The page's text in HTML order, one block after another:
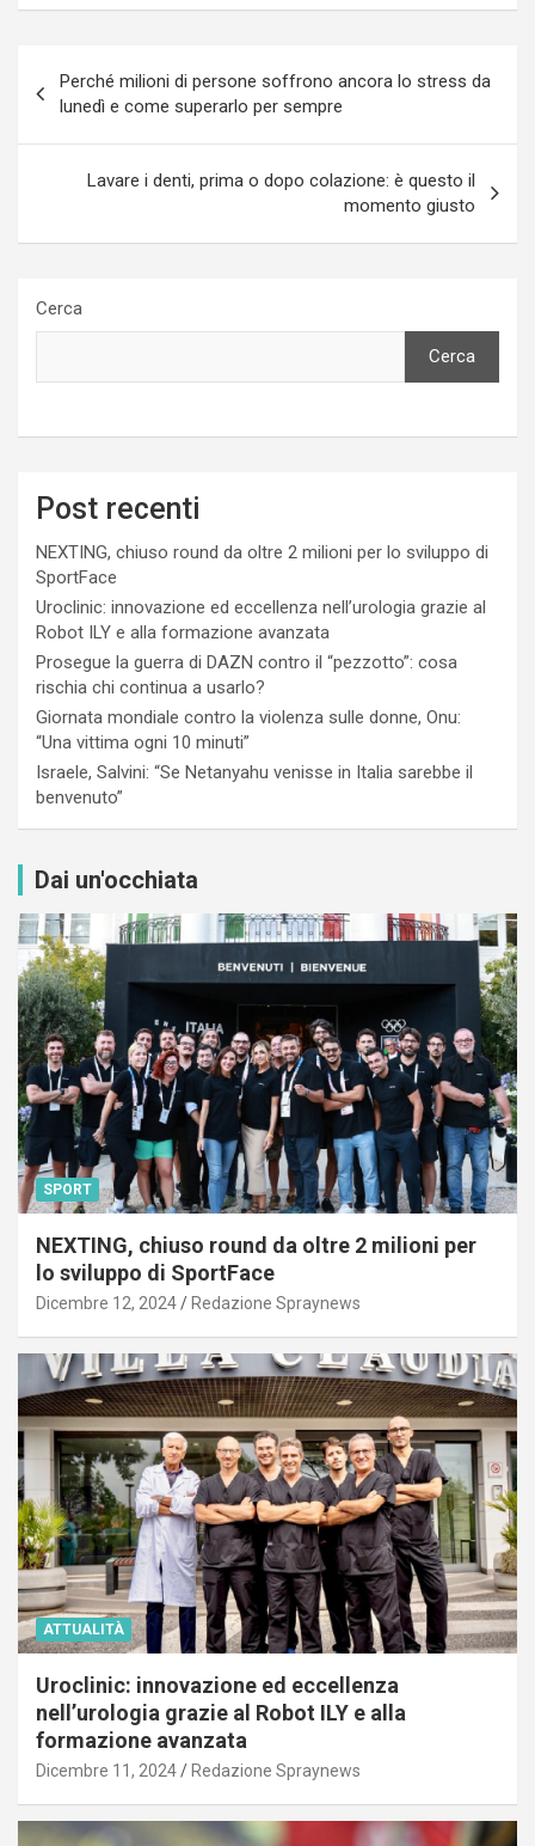
articoli
Perché milioni di persone soffrono ancora lo stress da
lunedì e come superarlo per sempre
Lavare i denti, prima o dopo colazione: è questo il
momento giusto
Cerca
Cerca
Post recenti
NEXTING, chiuso round da oltre 2 milioni per lo sviluppo di
SportFace
Uroclinic: innovazione ed eccellenza nell’urologia grazie al
Robot ILY e alla formazione avanzata
Prosegue la guerra di DAZN contro il “pezzotto”: cosa
rischia chi continua a usarlo?
Giornata mondiale contro la violenza sulle donne, Onu:
“Una vittima ogni 10 minuti”
Israele, Salvini: “Se Netanyahu venisse in Italia sarebbe il
benvenuto”
Dai un'occhiata
SPORT
NEXTING, chiuso round da oltre 2 milioni per
lo sviluppo di SportFace
Dicembre 12, 2024 Redazione Spraynews
ATTUALITÀ
Uroclinic: innovazione ed eccellenza
nell’urologia grazie al Robot ILY e alla
formazione avanzata
Dicembre 11, 2024 Redazione Spraynews